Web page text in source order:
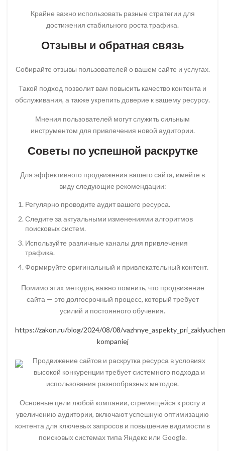
Крайне важно использовать разные стратегии для
достижения стабильного роста трафика.
Отзывы и обратная связь
Собирайте отзывы пользователей о вашем сайте и услугах.
Такой подход позволит вам повысить качество контента и
обслуживания, а также укрепить доверие к вашему ресурсу.
Мнения пользователей могут служить сильным
инструментом для привлечения новой аудитории.
Советы по успешной раскрутке
Для эффективного продвижения вашего сайта, имейте в
виду следующие рекомендации:
Регулярно проводите аудит вашего ресурса.
Следите за актуальными изменениями алгоритмов
поисковых систем.
Используйте различные каналы для привлечения
трафика.
Формируйте оригинальный и привлекательный контент.
Помимо этих методов, важно помнить, что продвижение
сайта — это долгосрочный процесс, который требует
усилий и постоянного обучения.
https://zakon.ru/blog/2024/08/08/
kompaniej
Продвижение сайтов и раскрутка ресурса в условиях
высокой конкуренции требует системного подхода и
использования разнообразных методов.
Основные цели любой компании, стремящейся к росту и
увеличению аудитории, включают успешную оптимизацию
контента для ключевых запросов и повышение видимости в
поисковых системах типа Яндекс или Google.